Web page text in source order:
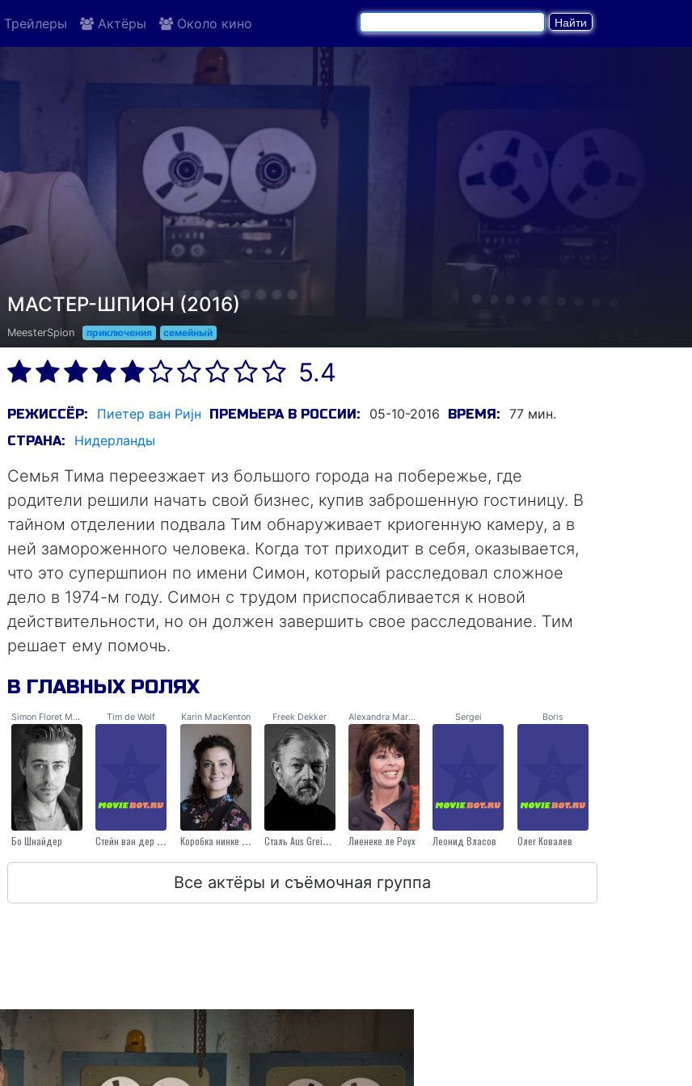
Трейлеры Актёры Около кино
МАСТЕР-ШПИОН (2016)
MeesterSpion приключения семейный
5.4
РЕЖИССЁР: Пиетер ван Риjн ПРЕМЬЕРА В РОССИИ: 05-10-2016 ВРЕМЯ: 77 мин.
СТРАНА: Нидерланды
Семья Тима переезжает из большого города на побережье, где
родители решили начать свой бизнес, купив заброшенную гостиницу. В
тайном отделении подвала Тим обнаруживает криогенную камеру, а в
ней замороженного человека. Когда тот приходит в себя, оказывается,
что это супершпион по имени Симон, который расследовал сложное
дело в 1974-м году. Симон с трудом приспосабливается к новой
действительности, но он должен завершить свое расследование. Тим
решает ему помочь.
В ГЛАВНЫХ РОЛЯХ
Simon Floret Meesterspion
Бо Шнайдер
Tim de Wolf
Стейн ван дер Плас
Karin MacKenton
Коробка нинке де-ла-Рив
Freek Dekker
Сталь Aus Greidanus
Alexandra Markies
Лиенеке ле Роуx
Sergei
Леонид Власов
Boris
Олег Ковалев
Все актёры и съёмочная группа